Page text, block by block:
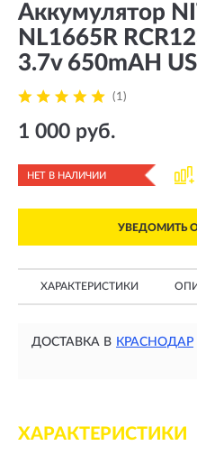
Аккумулятор
NL1665R
3.7v 650mAH
(1)
1 000 руб.
НЕТ В НАЛИЧИИ
УВЕДОМИТЬ
ХАРАКТЕРИСТИКИ
ДОСТАВКА В КРАСНОДАР
ХАРАКТЕРИСТИКИ